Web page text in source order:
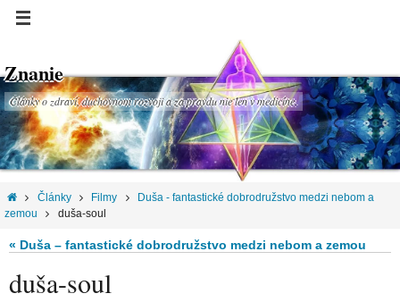
Znanie
Články o zdraví, duchovnom rozvoji a za pravdu nie len v medicíne.
Články Filmy
Duša - fantastické dobrodružstvo medzi nebom a
zemou
duša-soul
« Duša – fantastické dobrodružstvo medzi nebom a zemou
duša-soul